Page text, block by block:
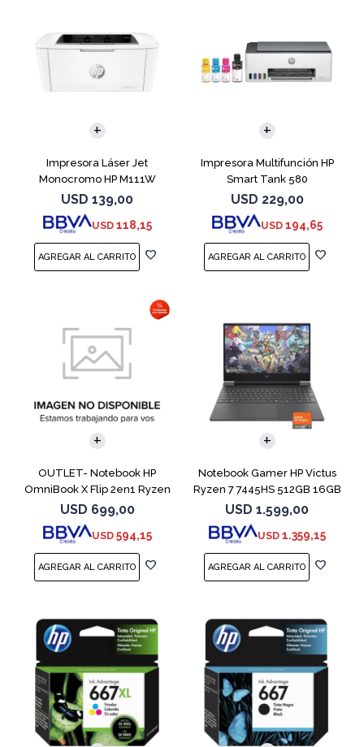
Impresora Láser Jet
Monocromo HP M111W
USD 139,00
USD 118,15
Impresora Multifunción HP
Smart Tank 580
USD 229,00
USD 194,65
OUTLET- Notebook HP
OmniBook X Flip 2en1 Ryzen
5 512GB 8GB
USD 699,00
USD 594,15
COMPARAR
Notebook Gamer HP Victus
Ryzen 7 7445HS 512GB 16GB
RTX 4050
USD 1.599,00
USD 1.359,15
COMPARAR